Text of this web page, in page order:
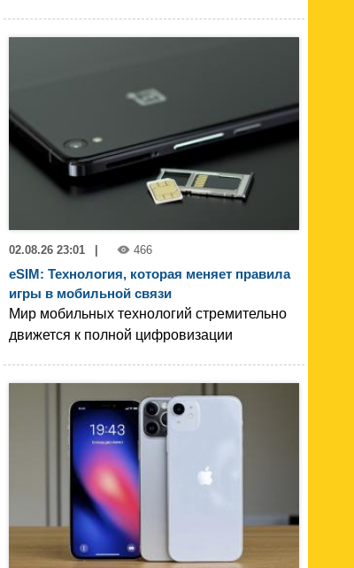
02.08.26 23:01 466
eSIM: Технология, которая меняет правила
игры в мобильной связи
Мир мобильных технологий стремительно
движется к полной цифровизации